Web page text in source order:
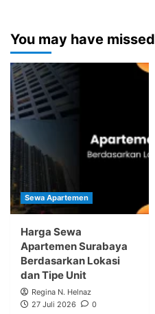
You may have missed
Sewa Apartemen
Harga Sewa
Apartemen Surabaya
Berdasarkan Lokasi
dan Tipe Unit
Regina N. Helnaz
27 Juli 2026
0